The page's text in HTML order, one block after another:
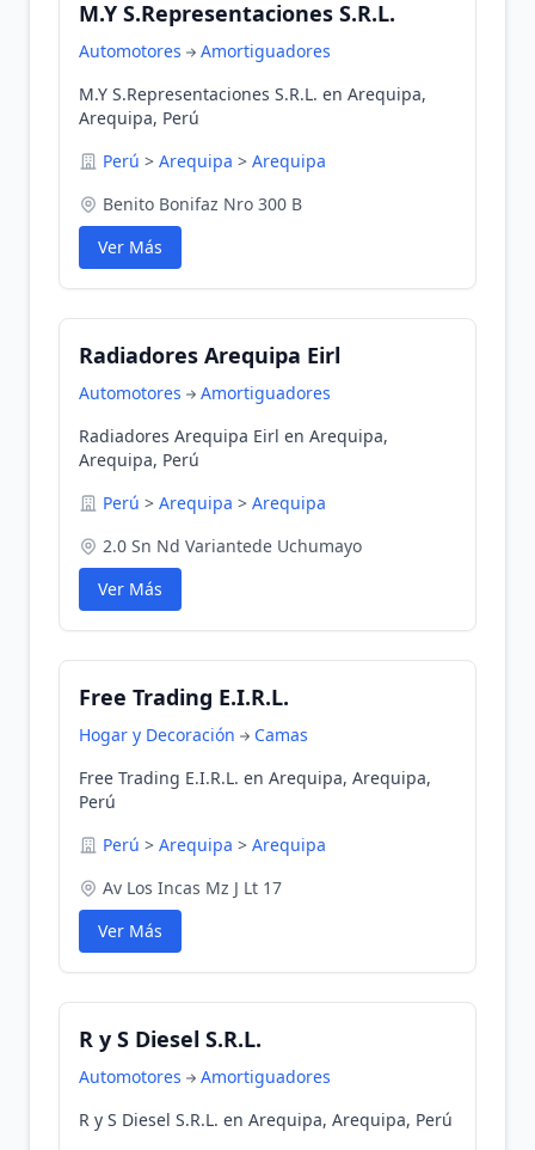
M.Y S.Representaciones S.R.L.
Automotores
Amortiguadores
M.Y S.Representaciones S.R.L. en Arequipa,
Arequipa, Perú
Perú > Arequipa > Arequipa
Benito Bonifaz Nro 300 B
Ver Más
Radiadores Arequipa Eirl
Automotores
Amortiguadores
Radiadores Arequipa Eirl en Arequipa,
Arequipa, Perú
Perú > Arequipa > Arequipa
2.0 Sn Nd Variantede Uchumayo
Ver Más
Free Trading E.I.R.L.
Hogar y Decoración
Camas
Free Trading E.I.R.L. en Arequipa, Arequipa,
Perú
Perú > Arequipa > Arequipa
Av Los Incas Mz J Lt 17
Ver Más
R y S Diesel S.R.L.
Automotores
Amortiguadores
R y S Diesel S.R.L. en Arequipa, Arequipa, Perú